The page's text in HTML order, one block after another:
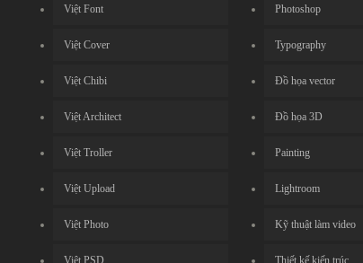
Việt Font
Việt Cover
Việt Chibi
Việt Architect
Việt Troller
Việt Upload
Việt Photo
Việt PSD
Photoshop
Typography
Đồ họa vector
Đồ họa 3D
Painting
Lightroom
Kỹ thuật làm video
Thiết kế kiến trúc